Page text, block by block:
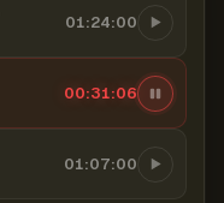
01:24:00
00:31:07
01:07:00